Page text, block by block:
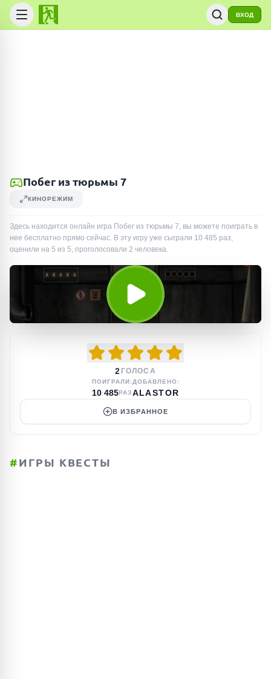
ВХОД
Побег из тюрьмы 7
КИНОРЕЖИМ
Здесь находится онлайн игра Побег из тюрьмы 7, вы можете поиграть в
нее бесплатно прямо сейчас. В эту игру уже сыграли 10 485 раз,
оценили на 5 из 5, проголосовали 2 человека.
2 ГОЛОСА
ПОИГРАЛИ:
10 485РАЗ
ДОБАВЛЕНО:
ALASTOR
В ИЗБРАННОЕ
#ИГРЫ КВЕСТЫ